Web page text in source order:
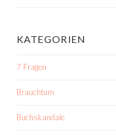
KATEGORIEN
7 Fragen
Brauchtum
Buchskandale